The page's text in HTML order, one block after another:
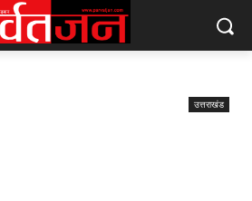
उत्तराखंड